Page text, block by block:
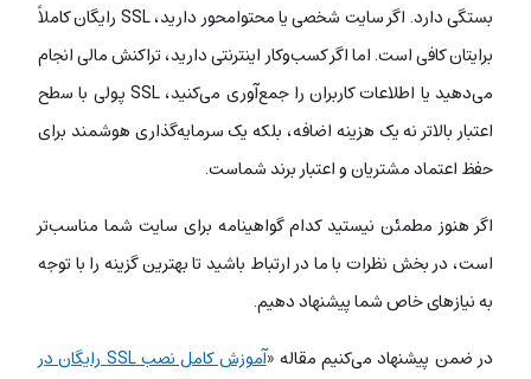
بستگی دارد. اگر سایت شخصی یا محتوامحور دارید، SSL رایگان کاملاً
برایتان کافی است. اما اگر کسب‌وکار اینترنتی دارید، تراکنش مالی انجام
می‌دهید یا اطلاعات کاربران را جمع‌آوری می‌کنید، SSL پولی با سطح
اعتبار بالاتر نه یک هزینه اضافه، بلکه یک سرمایه‌گذاری هوشمند برای
حفظ اعتماد مشتریان و اعتبار برند شماست.
اگر هنوز مطمئن نیستید کدام گواهینامه برای سایت شما مناسب‌تر
است، در بخش نظرات با ما در ارتباط باشید تا بهترین گزینه را با توجه
به نیازهای خاص شما پیشنهاد دهیم.
در ضمن پیشنهاد می‌کنیم مقاله «
آموزش کامل نصب SSL رایگان در